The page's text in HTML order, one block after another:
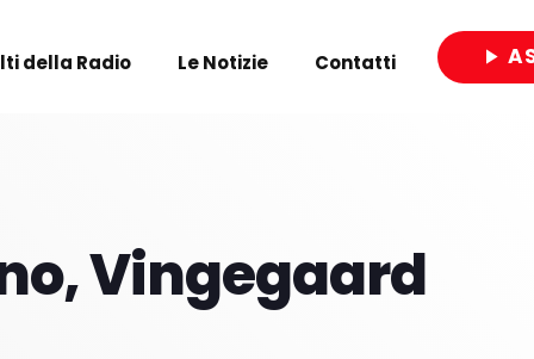
della Radio Le Notizie Contatti play_arrow
Vingegaard